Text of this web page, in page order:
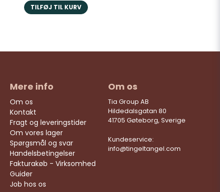
TILFØJ TIL KURV
Mere info
Om os
Kontakt
Fragt og leveringstider
Om vores lager
Spørgsmål og svar
Handelsbetingelser
Fakturakøb - Virksomhed
Guider
Job hos os
Om os
Tia Group AB
Hildedalsgatan 80
41705 Gøteborg, Sverige
Kundeservice:
info@tingeltangel.com